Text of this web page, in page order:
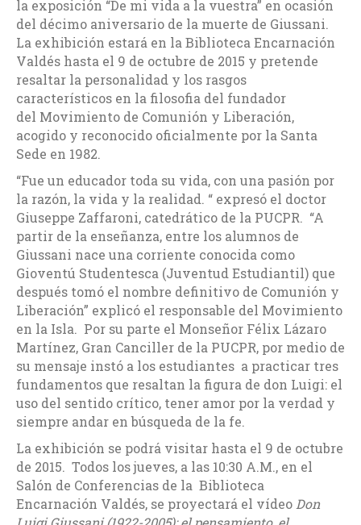
la exposición “De mi vida a la vuestra” en ocasión
del décimo aniversario de la muerte de Giussani.
La exhibición estará en la Biblioteca Encarnación
Valdés hasta el 9 de octubre de 2015 y pretende
resaltar la personalidad y los rasgos
característicos en la filosofia del fundador
del Movimiento de Comunión y Liberación,
acogido y reconocido oficialmente por la Santa
Sede en 1982.
“Fue un educador toda su vida, con una pasión por
la razón, la vida y la realidad. “ expresó el doctor
Giuseppe Zaffaroni, catedrático de la PUCPR. “A
partir de la enseñanza, entre los alumnos de
Giussani nace una corriente conocida como
Gioventú Studentesca (Juventud Estudiantil) que
después tomó el nombre definitivo de Comunión y
Liberación” explicó el responsable del Movimiento
en la Isla. Por su parte el Monseñor Félix Lázaro
Martínez, Gran Canciller de la PUCPR, por medio de
su mensaje instó a los estudiantes a practicar tres
fundamentos que resaltan la figura de don Luigi: el
uso del sentido crítico, tener amor por la verdad y
siempre andar en búsqueda de la fe.
La exhibición se podrá visitar hasta el 9 de octubre
de 2015. Todos los jueves, a las 10:30 A.M., en el
Salón de Conferencias de la Biblioteca
Encarnación Valdés, se proyectará el vídeo Don